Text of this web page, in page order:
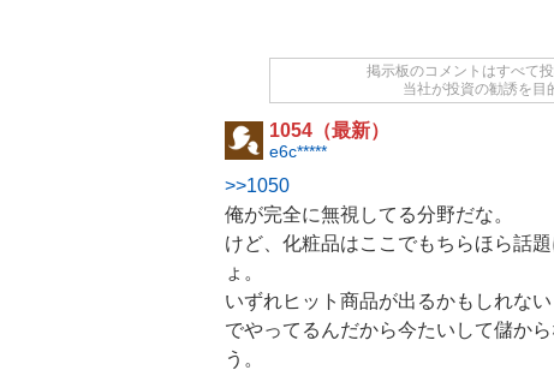
,
売
た
い
1
2
.
5
%
掲示板のコメントはすべて
当社が投資の勧誘を目
1054（最新）
e6c*****
>>1050
俺が完全に無視してる分野だな。
けど、化粧品はここでもちらほら話
ょ。
いずれヒット商品が出るかもしれな
でやってるんだから今たいして儲か
う。